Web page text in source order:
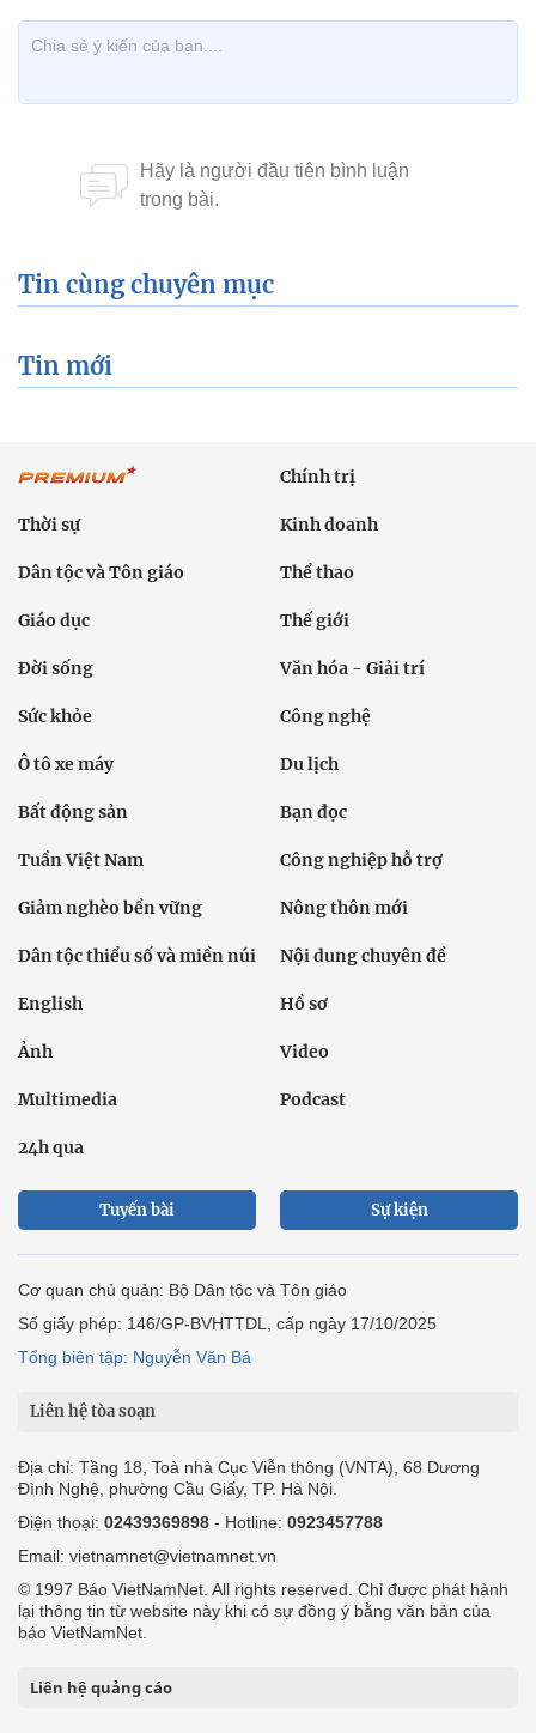
Tin cùng chuyên mục
Tin mới
Chính trị
Thời sự Kinh doanh
Dân tộc và Tôn giáo Thể thao
Giáo dục Thế giới
Đời sống Văn hóa - Giải trí
Sức khỏe Công nghệ
Ô tô xe máy Du lịch
Bất động sản Bạn đọc
Tuần Việt Nam Công nghiệp hỗ trợ
Giảm nghèo bền vững Nông thôn mới
Dân tộc thiểu số và miền núi Nội dung chuyên đề
English Hồ sơ
Ảnh Video
Multimedia Podcast
24h qua
Tuyến bài Sự kiện
Cơ quan chủ quản: Bộ Dân tộc và Tôn giáo
Số giấy phép: 146/GP-BVHTTDL, cấp ngày 17/10/2025
Tổng biên tập: Nguyễn Văn Bá
Liên hệ tòa soạn
Địa chỉ: Tầng 18, Toà nhà Cục Viễn thông (VNTA), 68 Dương
Đình Nghệ, phường Cầu Giấy, TP. Hà Nội.
Điện thoại: 02439369898 - Hotline: 0923457788
Email: vietnamnet@vietnamnet.vn
© 1997 Báo VietNamNet. All rights reserved. Chỉ được phát hành
lại thông tin từ website này khi có sự đồng ý bằng văn bản của
báo VietNamNet.
Liên hệ quảng cáo